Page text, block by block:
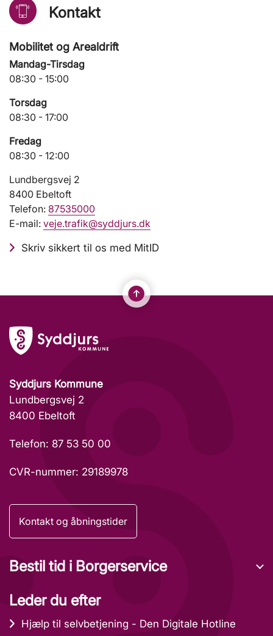
Kontakt
Mobilitet og Arealdrift
Mandag-Tirsdag
08:30 - 15:00
Torsdag
08:30 - 17:00
Fredag
08:30 - 12:00
Lundbergsvej 2
8400 Ebeltoft
Telefon: 87535000
E-mail: veje.trafik@syddjurs.dk
Skriv sikkert til os med MitID
Syddjurs Kommune
Lundbergsvej 2
8400 Ebeltoft
Telefon: 87 53 50 00
CVR-nummer: 29189978
Kontakt og åbningstider
Bestil tid i Borgerservice
Leder du efter
Hjælp til selvbetjening - Den Digitale Hotline